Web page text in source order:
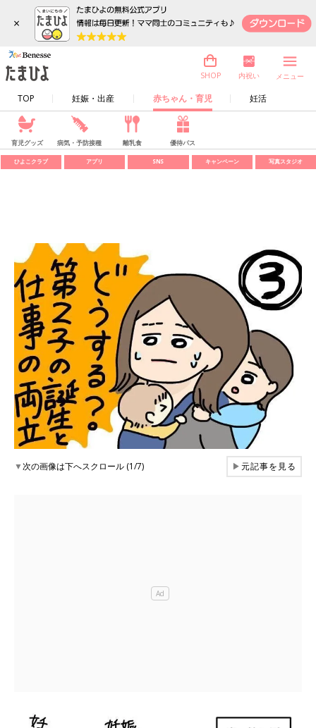
×
TOP 妊娠・出産 赤ちゃん・育児 妊活
SHOP 内祝い メニュー
育児グッズ 病気・予防接種 離乳食 優待パス
ひよこクラブ アプリ SNS キャンペーン 写真スタジオ
▼次の画像は下へスクロール (1/7) ▶元記事を見る